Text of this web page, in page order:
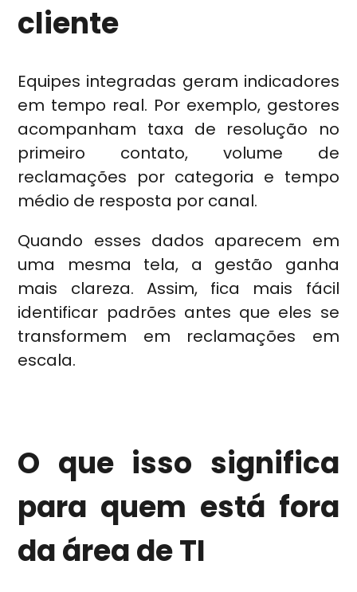
cliente
Equipes integradas geram indicadores
em tempo real. Por exemplo, gestores
acompanham taxa de resolução no
primeiro contato, volume de
reclamações por categoria e tempo
médio de resposta por canal.
Quando esses dados aparecem em
uma mesma tela, a gestão ganha
mais clareza. Assim, fica mais fácil
identificar padrões antes que eles se
transformem em reclamações em
escala.
O que isso significa
para quem está fora
da área de TI